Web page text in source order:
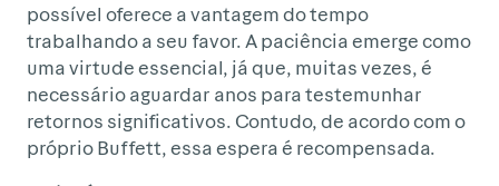
possível oferece a vantagem do tempo
trabalhando a seu favor. A paciência emerge como
uma virtude essencial, já que, muitas vezes, é
necessário aguardar anos para testemunhar
retornos significativos. Contudo, de acordo com o
próprio Buffett, essa espera é recompensada.